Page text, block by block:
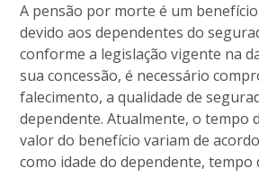
A pensão por morte é um
devido aos dependentes do
conforme a legislação vigente na
sua concessão, é necessário
falecimento, a qualidade de
dependente. Atualmente, o tempo
valor do benefício variam de
como idade do dependente,